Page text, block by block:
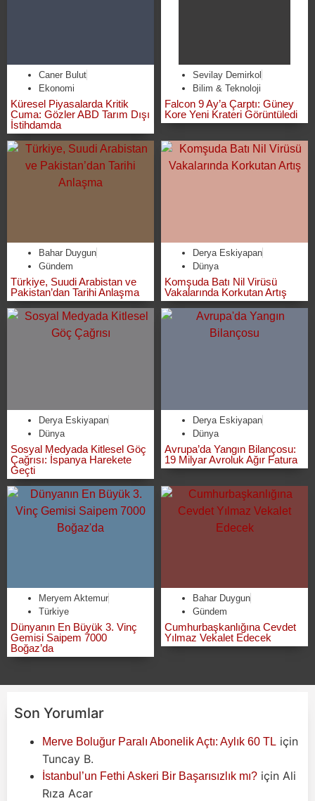
Caner Bulut
Ekonomi
Küresel Piyasalarda Kritik
Cuma: Gözler ABD Tarım Dışı
İstihdamda
Sevilay Demirkol
Bilim & Teknoloji
Falcon 9 Ay’a Çarptı: Güney
Kore Yeni Krateri Görüntüledi
Bahar Duygun
Gündem
Türkiye, Suudi Arabistan ve
Pakistan’dan Tarihi Anlaşma
Derya Eskiyapan
Dünya
Komşuda Batı Nil Virüsü
Vakalarında Korkutan Artış
Derya Eskiyapan
Dünya
Sosyal Medyada Kitlesel Göç
Çağrısı: İspanya Harekete
Geçti
Derya Eskiyapan
Dünya
Avrupa’da Yangın Bilançosu:
19 Milyar Avroluk Ağır Fatura
Meryem Aktemur
Türkiye
Dünyanın En Büyük 3. Vinç
Gemisi Saipem 7000
Boğaz’da
Bahar Duygun
Gündem
Cumhurbaşkanlığına Cevdet
Yılmaz Vekalet Edecek
Son Yorumlar
Merve Boluğur Paralı Abonelik Açtı: Aylık 60 TL için
Tuncay B.
İstanbul’un Fethi Askeri Bir Başarısızlık mı? için Ali
Rıza Acar